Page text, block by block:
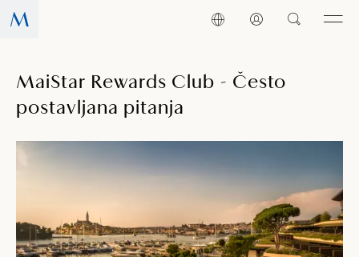
MaiStar Rewards Club - Često
postavljana pitanja